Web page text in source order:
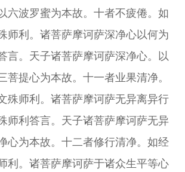
六波罗蜜为本故。十者不疲倦。如
师利。诸菩萨摩诃萨深净心以何为
言。天子诸菩萨摩诃萨深净心。以
菩提心为本故。十一者业果清净。
殊师利。诸菩萨摩诃萨无异离异行
师利答言。天子诸菩萨摩诃萨无异
心为本故。十二者修行清净。如经
利。诸菩萨摩诃萨于诸众生平等心